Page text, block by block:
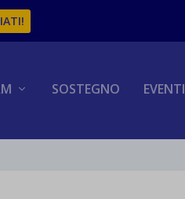
SOSTEGNO EVENTI